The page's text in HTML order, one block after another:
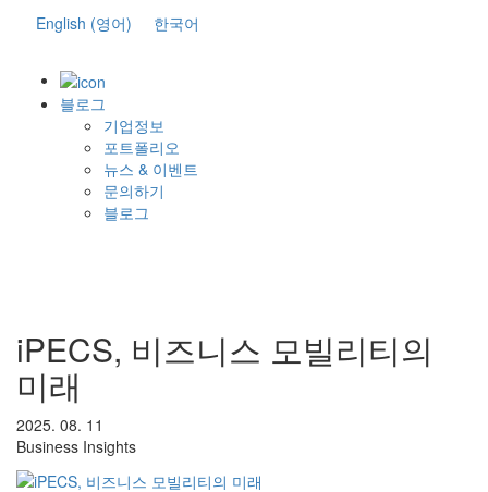
English (영어) 한국어
블로그
기업정보
포트폴리오
뉴스 & 이벤트
문의하기
블로그
iPECS, 비즈니스 모빌리티의
미래
2025. 08. 11
Business Insights